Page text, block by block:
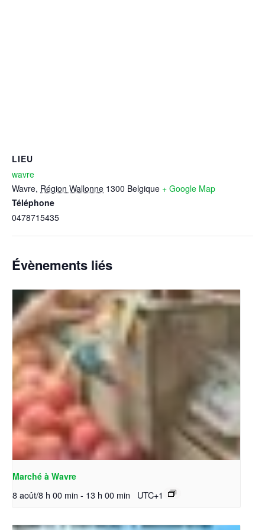
LIEU
wavre
Wavre, Région Wallonne 1300 Belgique + Google Map
Téléphone
0478715435
Évènements liés
Marché à Wavre
8 août/8 h 00 min - 13 h 00 min UTC+1